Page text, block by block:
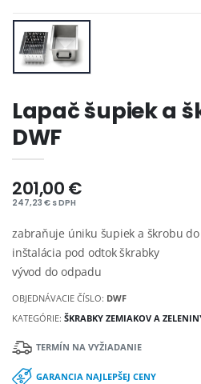
Lapač šupiek a
DWF
201,00 €
247,23 € s DPH
zabraňuje úniku šupiek a škrobu
inštalácia pod odtok škrabky
vývod do odpadu
OBJEDNÁVACIE ČÍSLO: DWF
KATEGÓRIE:ŠKRABKY ZEMIAKOV A
TERMÍN NA VYŽIADANIE
GARANCIA NAJLEPŠEJ CENY